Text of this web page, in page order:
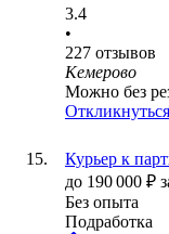
3.4
•
227 отзывов
Кемерово
Можно без
Откликнуться
Курьер к
до 190 000 ₽
Без опыта
Подработка